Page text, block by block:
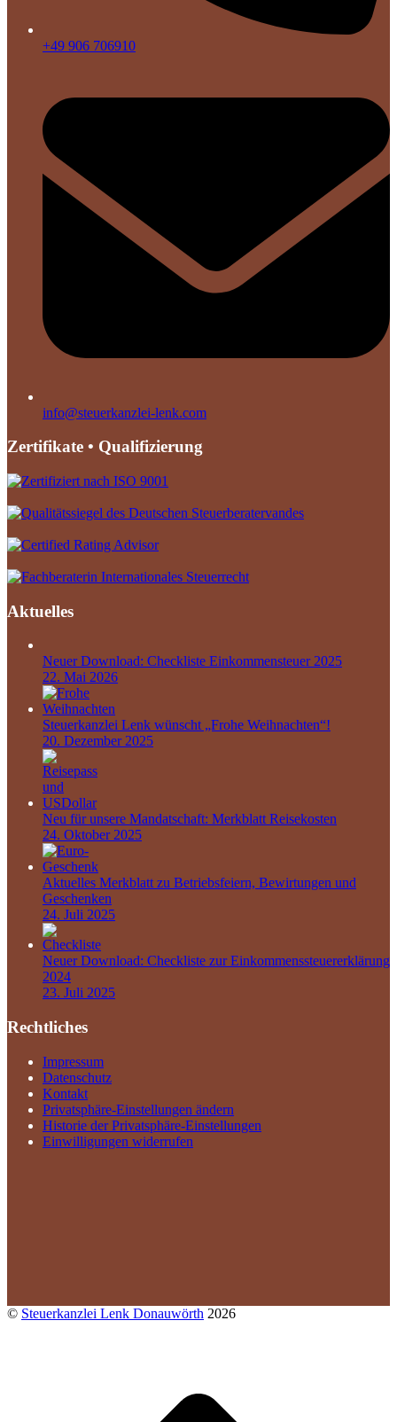
+49 906 706910
info@steuerkanzlei-lenk.com
Zertifikate • Qualifizierung
Aktuelles
Neuer Download: Checkliste Einkommensteuer 2025
22. Mai 2026
Steuerkanzlei Lenk wünscht „Frohe Weihnachten“!
20. Dezember 2025
Neu für unsere Mandatschaft: Merkblatt Reisekosten
24. Oktober 2025
Aktuelles Merkblatt zu Betriebsfeiern, Bewirtungen und
Geschenken
24. Juli 2025
Neuer Download: Checkliste zur Einkommenssteuererklärung
2024
23. Juli 2025
Rechtliches
Impressum
Datenschutz
Kontakt
Privatsphäre-Einstellungen ändern
Historie der Privatsphäre-Einstellungen
Einwilligungen widerrufen
© Steuerkanzlei Lenk Donauwörth 2026